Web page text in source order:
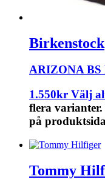
Birkenstock
ARIZONA
1.550kr Välj
flera
på
Tommy